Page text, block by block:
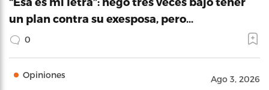
un plan contra su exesposa, pero…
0
Opiniones Ago 3, 2026